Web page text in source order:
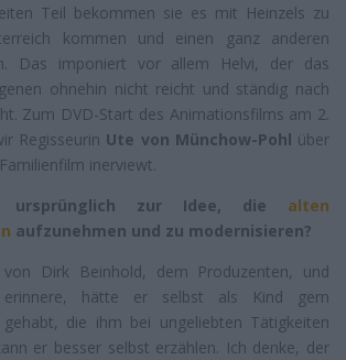
Teil bekommen sie es mit Heinzels zu
kommen und einen ganz anderen
Das imponiert vor allem Helvi, der das
ohnehin nicht reicht und ständig nach
Zum DVD-Start des Animationsfilms am 2.
Regisseurin Ute von Münchow-Pohl über
inerviewt.
zur Idee, die alten
aufzunehmen und zu modernisieren?
Dirk Beinhold, dem Produzenten, und
hätte er selbst als Kind gern
gehabt, die ihm bei ungeliebten Tätigkeiten
er besser selbst erzählen. Ich denke, der